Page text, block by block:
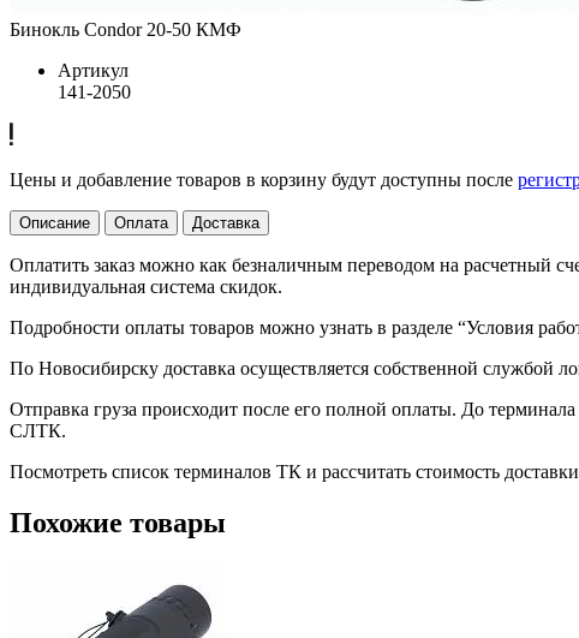
Бинокль Condor 20-50 КМФ
Артикул
141-2050
Цены и добавление товаров в корзину будут доступны после
Описание Оплата Доставка
Оплатить заказ можно как безналичным переводом на расчетный
индивидуальная система скидок.
Подробности оплаты товаров можно узнать в разделе “Условия
По Новосибирску доставка осуществляется собственной службой
Отправка груза происходит после его полной оплаты. До
СЛТК.
Посмотреть список терминалов ТК и рассчитать стоимость
Похожие товары